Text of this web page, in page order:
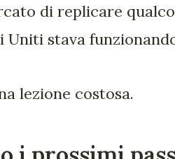
di replicare
Uniti stava
lezione costosa.